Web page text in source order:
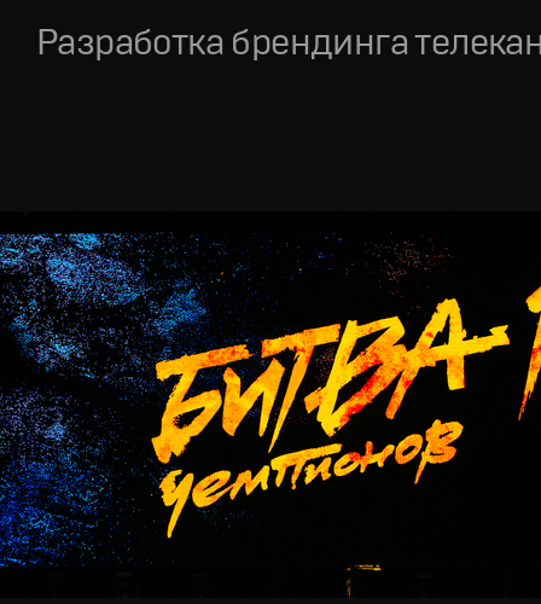
Разработка брендинга